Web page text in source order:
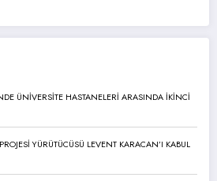
ÜNİVERSİTE HASTANELERİ ARASINDA İKİNCİ
YÜRÜTÜCÜSÜ LEVENT KARACAN’I KABUL